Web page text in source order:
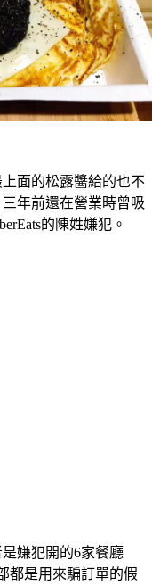
面的松露醬給的也不
年前還在營業時曾吸
的陳姓嫌犯。
嫌犯開的6家餐廳
都是用來騙訂單的假